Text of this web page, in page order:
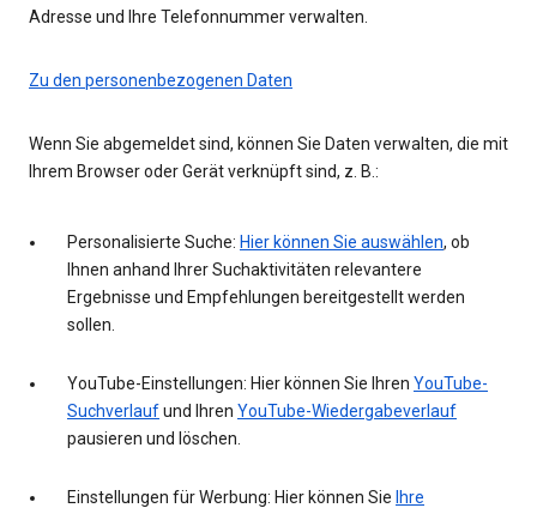
Adresse und Ihre Telefonnummer verwalten.
Zu den personenbezogenen Daten
Wenn Sie abgemeldet sind, können Sie Daten verwalten, die mit
Ihrem Browser oder Gerät verknüpft sind, z. B.:
Personalisierte Suche: Hier können Sie auswählen, ob
Ihnen anhand Ihrer Suchaktivitäten relevantere
Ergebnisse und Empfehlungen bereitgestellt werden
sollen.
YouTube-Einstellungen: Hier können Sie Ihren YouTube-
Suchverlaufund Ihren YouTube-Wiedergabeverlauf
pausieren und löschen.
Einstellungen für Werbung: Hier können Sie Ihre